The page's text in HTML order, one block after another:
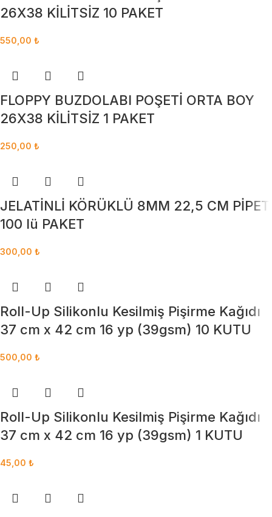
26X38 KİLİTSİZ 10 PAKET
550,00 ₺
FLOPPY BUZDOLABI POŞETİ ORTA BOY
26X38 KİLİTSİZ 1 PAKET
250,00 ₺
JELATİNLİ KÖRÜKLÜ 8MM 22,5 CM PİPET
100 lü PAKET
300,00 ₺
Roll-Up Silikonlu Kesilmiş Pişirme Kağıdı
37 cm x 42 cm 16 yp (39gsm) 10 KUTU
500,00 ₺
Roll-Up Silikonlu Kesilmiş Pişirme Kağıdı
37 cm x 42 cm 16 yp (39gsm) 1 KUTU
45,00 ₺